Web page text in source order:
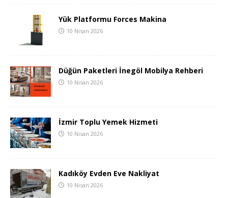
Yük Platformu Forces Makina
10 Nisan 2026
Düğün Paketleri İnegöl Mobilya Rehberi
10 Nisan 2026
İzmir Toplu Yemek Hizmeti
10 Nisan 2026
Kadıköy Evden Eve Nakliyat
10 Nisan 2026